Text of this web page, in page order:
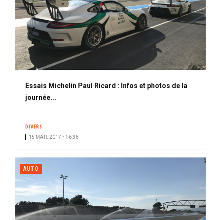
Essais Michelin Paul Ricard : Infos et photos de la
journée...
DIVERS
15 MAR. 2017 • 16:36
AUTO